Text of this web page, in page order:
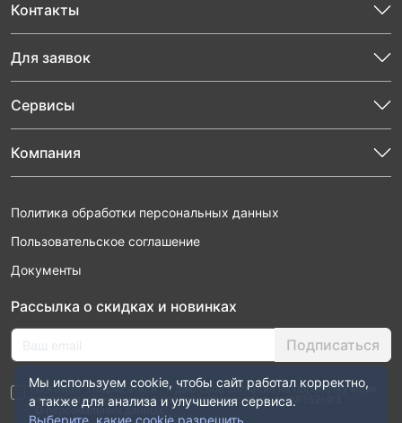
Контакты
Для заявок
Сервисы
Компания
Политика обработки персональных данных
Пользовательское соглашение
Документы
Рассылка о скидках и новинках
Подписаться
Нажимая “Подписаться”, я даю свое согласие на обработку моих
персональных данных в соответствии с законом №152-ФЗ
“О персональных данных”
Мы используем cookie, чтобы сайт работал корректно,
а также для анализа и улучшения сервиса.
Выберите, какие cookie разрешить